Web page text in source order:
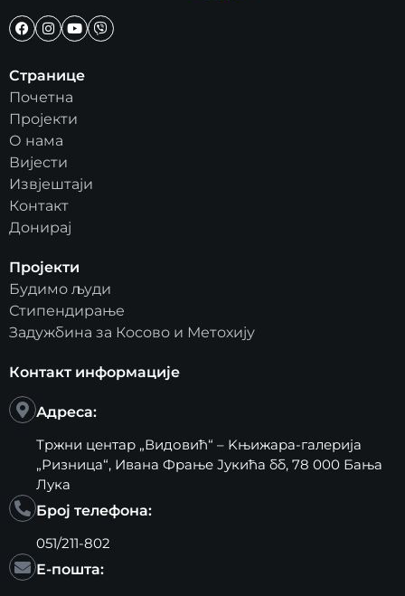
Странице
Почетна
Пројекти
О нама
Вијести
Извјештаји
Контакт
Донирај
Пројекти
Будимо људи
Стипендирање
Задужбина за Косово и Метохију
Контакт информације
Адреса:
Тржни центар „Видовић“ – Kњижара-галерија
„Ризница“, Ивана Фрање Јукића бб, 78 000 Бања
Лука
Број телефона:
051/211-802
Е-пошта: